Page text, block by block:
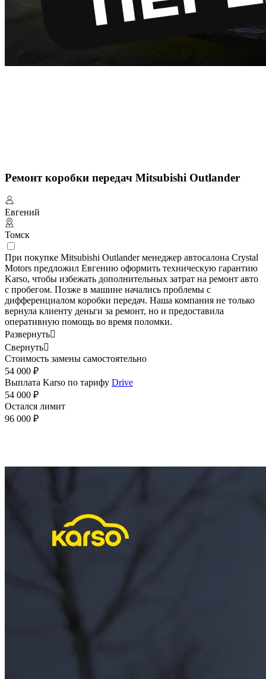
Ремонт коробки передач Mitsubishi Outlander
Евгений
Томск
При покупке Mitsubishi Outlander менеджер автосалона Crystal
Motors предложил Евгению оформить техническую гарантию
Karso, чтобы избежать дополнительных затрат на ремонт авто
с пробегом. Позже в машине начались проблемы с
дифференциалом коробки передач. Наша компания не только
вернула клиенту деньги за ремонт, но и предоставила
оперативную помощь во время поломки.
Развернуть
Свернуть
Стоимость замены самостоятельно
54 000 ₽
Выплата Karso по тарифу Drive
54 000 ₽
Остался лимит
96 000 ₽